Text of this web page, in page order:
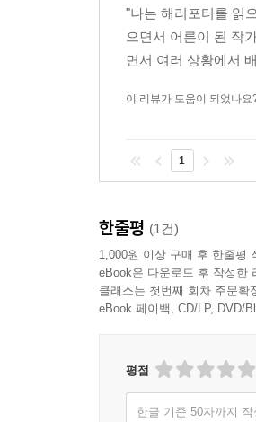
"나는 해리포터를 읽
으면서 어른이 된 작
면서 여러 상황에서
이 리뷰가 도움이 되었나요
1
한줄평 (1건)
1,000원 이상 구매 후 한줄평
eBook은 다운로드 후 작성한
클래스는 첫번째 회차 주문
eBook 페이백, CD/LP, DVD/
평점
한글 기준 50자까지 작